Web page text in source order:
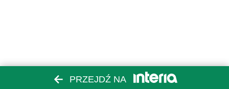
PRZEJDŹ NA